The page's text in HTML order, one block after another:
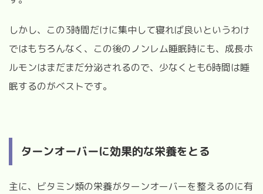
しかし、この3時間だけに集中して寝れば良いというわけ
ではもちろんなく、この後のノンレム睡眠時にも、成長ホ
ルモンはまだまだ分泌されるので、少なくとも6時間は睡
眠するのがベストです。
ターンオーバーに効果的な栄養をとる
主に、ビタミン類の栄養がターンオーバーを整えるのに有